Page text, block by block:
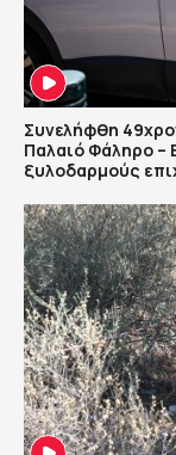
Συνελήφθη
Παλαιό Φάληρο –
ξυλοδαρμούς